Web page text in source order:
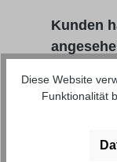
Kunden
Diese Website
Funktionalität